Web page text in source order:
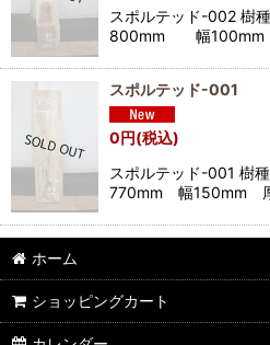
スポルテッド-002
800mm 幅
スポルテッド-001
0円(税込)
スポルテッド-001
770mm 幅150mm
ホーム
ショッピングカート